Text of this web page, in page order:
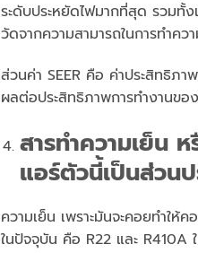
ระดับประหยัดไฟมากที่สุด รวมทั้ง
วัดจากความสามารถในการทำคว
ส่วนค่า SEER คือ ค่าประสิทธิภ
ผลต่อประสิทธิภาพการทำงานขอ
สารทำความเย็น ห
แอร์ตัวนี้เป็นส่วน
ความเย็น เพราะมันจะคอยทำให้
ในปัจจุบัน คือ R22 และ R410A